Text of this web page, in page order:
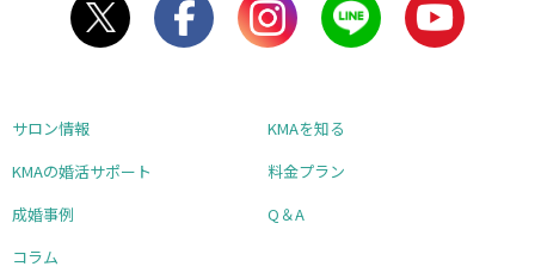
サロン情報
KMAを知る
KMAの婚活サポート
料金プラン
成婚事例
Q＆A
コラム